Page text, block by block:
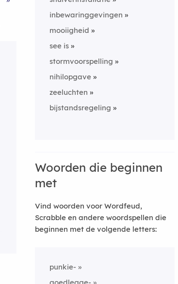
inbewaringgevingen
mooiigheid
see is
stormvoorspelling
nihilopgave
zeeluchten
bijstandsregeling
Woorden die beginnen
met
Vind woorden voor Wordfeud,
Scrabble en andere woordspellen die
beginnen met de volgende letters:
punkie-